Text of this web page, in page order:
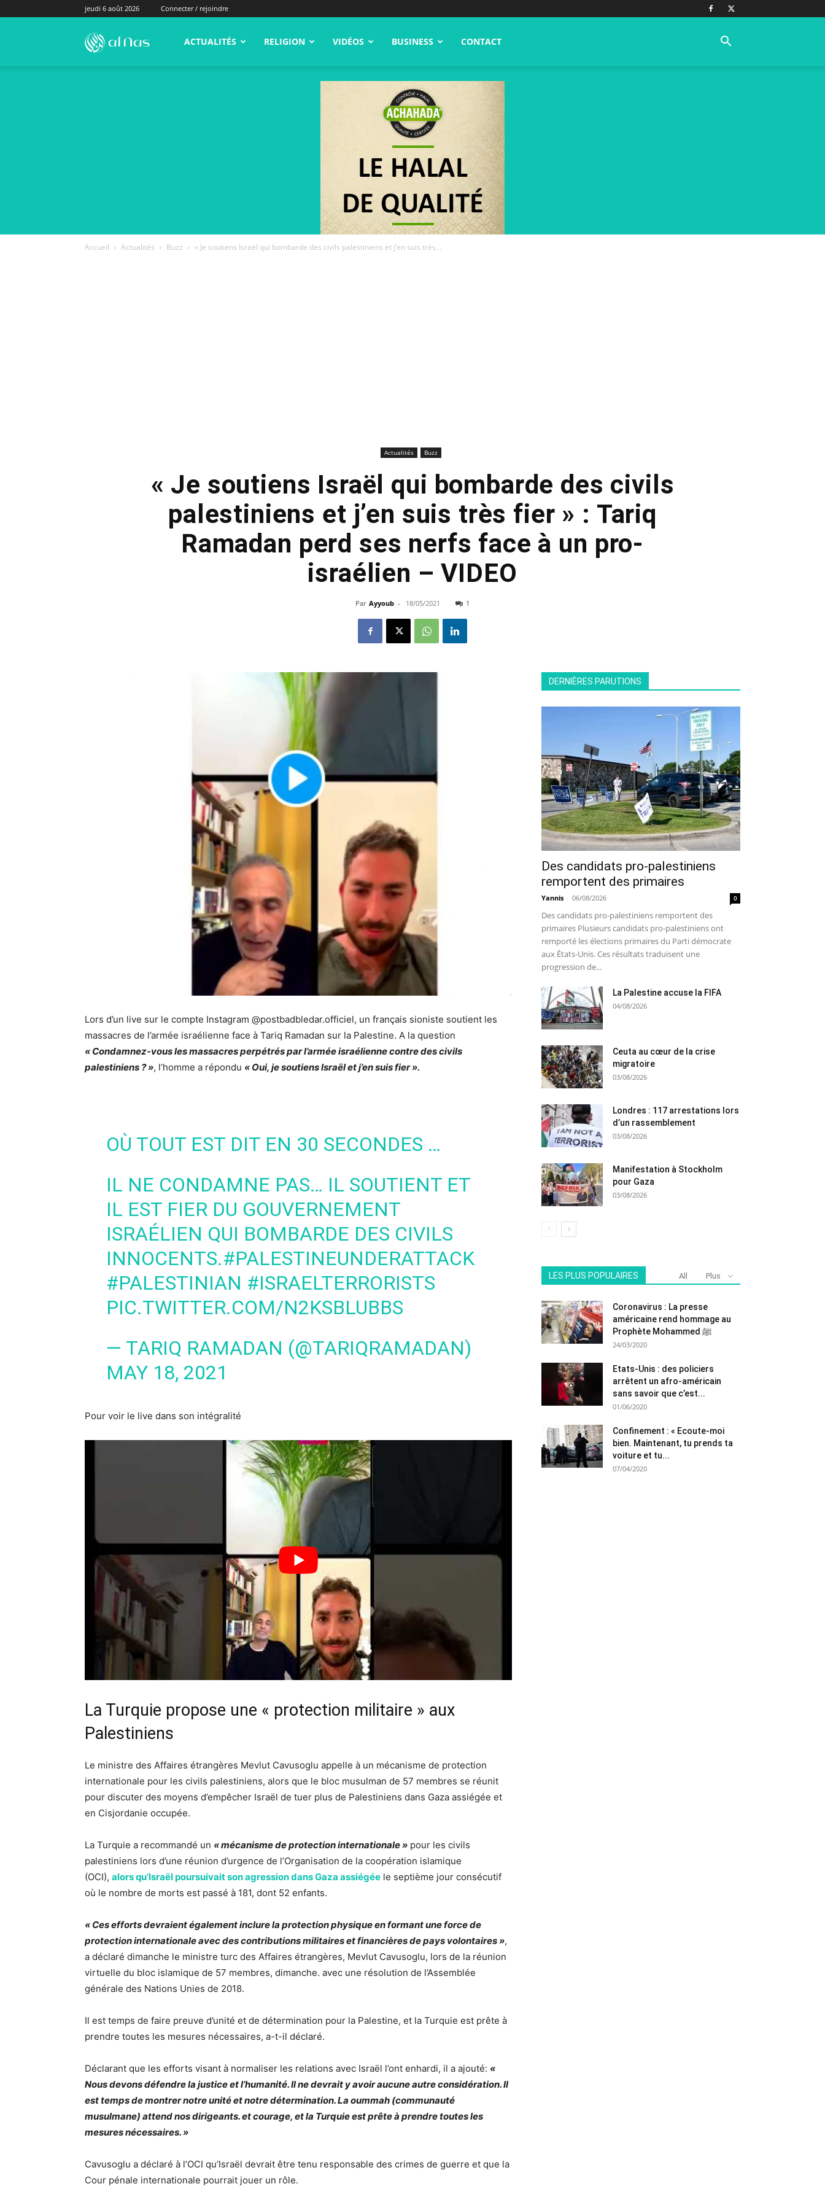
jeudi 6 août 2026 Connecter / rejoindre
alNas.fr ACTUALITÉS RELIGION VIDÉOS BUSINESS CONTACT
Accueil Actualités Buzz « Je soutiens Israël qui bombarde des civils palestiniens et j’en suis très...
Actualités Buzz
« Je soutiens Israël qui bombarde des civils
palestiniens et j’en suis très fier » : Tariq
Ramadan perd ses nerfs face à un pro-
israélien – VIDEO
Par Ayyoub - 18/05/2021 1
Lors d’un live sur le compte Instagram @postbadbledar.officiel, un français sioniste soutient les
massacres de l’armée israélienne face à Tariq Ramadan sur la Palestine. A la question
« Condamnez-vous les massacres perpétrés par l’armée israélienne contre des civils
palestiniens ? », l’homme a répondu « Oui, je soutiens Israël et j’en suis fier ».
OÙ TOUT EST DIT EN 30 SECONDES …
IL NE CONDAMNE PAS… IL SOUTIENT ET
IL EST FIER DU GOUVERNEMENT
ISRAÉLIEN QUI BOMBARDE DES CIVILS
INNOCENTS.#PALESTINEUNDERATTACK
#PALESTINIAN #ISRAELTERRORISTS
PIC.TWITTER.COM/N2KSBLUBBS
— TARIQ RAMADAN (@TARIQRAMADAN)
MAY 18, 2021
Pour voir le live dans son intégralité
La Turquie propose une « protection militaire » aux
Palestiniens
Le ministre des Affaires étrangères Mevlut Cavusoglu appelle à un mécanisme de protection
internationale pour les civils palestiniens, alors que le bloc musulman de 57 membres se réunit
pour discuter des moyens d’empêcher Israël de tuer plus de Palestiniens dans Gaza assiégée et
en Cisjordanie occupée.
La Turquie a recommandé un « mécanisme de protection internationale » pour les civils
palestiniens lors d’une réunion d’urgence de l’Organisation de la coopération islamique
(OCI), alors qu’Israël poursuivait son agression dans Gaza assiégée le septième jour consécutif
où le nombre de morts est passé à 181, dont 52 enfants.
« Ces efforts devraient également inclure la protection physique en formant une force de
protection internationale avec des contributions militaires et financières de pays volontaires »,
a déclaré dimanche le ministre turc des Affaires étrangères, Mevlut Cavusoglu, lors de la réunion
virtuelle du bloc islamique de 57 membres, dimanche. avec une résolution de l’Assemblée
générale des Nations Unies de 2018.
Il est temps de faire preuve d’unité et de détermination pour la Palestine, et la Turquie est prête à
prendre toutes les mesures nécessaires, a-t-il déclaré.
Déclarant que les efforts visant à normaliser les relations avec Israël l’ont enhardi, il a ajouté: «
Nous devons défendre la justice et l’humanité. Il ne devrait y avoir aucune autre considération. Il
est temps de montrer notre unité et notre détermination. La oummah (communauté
musulmane) attend nos dirigeants. et courage, et la Turquie est prête à prendre toutes les
mesures nécessaires. »
Cavusoglu a déclaré à l’OCI qu’Israël devrait être tenu responsable des crimes de guerre et que la
Cour pénale internationale pourrait jouer un rôle.
DERNIÈRES PARUTIONS
Des candidats pro-palestiniens
remportent des primaires
Yannis - 06/08/2026 0
Des candidats pro-palestiniens remportent des
primaires Plusieurs candidats pro-palestiniens ont
remporté les élections primaires du Parti démocrate
aux États-Unis. Ces résultats traduisent une
progression de...
La Palestine accuse la FIFA
04/08/2026
Ceuta au cœur de la crise
migratoire
03/08/2026
Londres : 117 arrestations lors
d’un rassemblement
03/08/2026
Manifestation à Stockholm
pour Gaza
03/08/2026
LES PLUS POPULAIRES All Plus
Coronavirus : La presse
américaine rend hommage au
Prophète Mohammed ﷺ
24/03/2020
Etats-Unis : des policiers
arrêtent un afro-américain
sans savoir que c’est...
01/06/2020
Confinement : « Ecoute-moi
bien. Maintenant, tu prends ta
voiture et tu...
07/04/2020